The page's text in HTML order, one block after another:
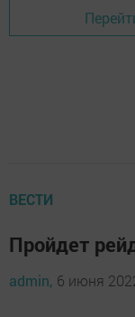
ВЕСТИ
Пройдет
admin, 6 июня